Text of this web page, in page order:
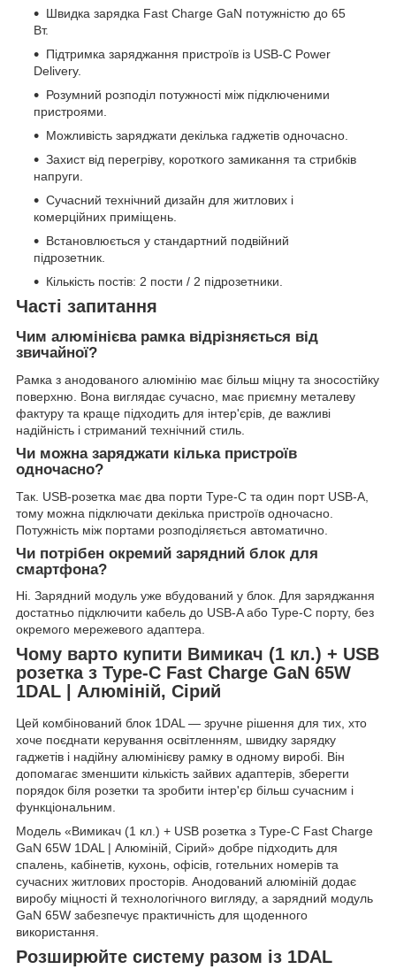
Швидка зарядка Fast Charge GaN потужністю до 65
Вт.
Підтримка заряджання пристроїв із USB-C Power
Delivery.
Розумний розподіл потужності між підключеними
пристроями.
Можливість заряджати декілька гаджетів одночасно.
Захист від перегріву, короткого замикання та стрибків
напруги.
Сучасний технічний дизайн для житлових і
комерційних приміщень.
Встановлюється у стандартний подвійний
підрозетник.
Кількість постів: 2 пости / 2 підрозетники.
Часті запитання
Чим алюмінієва рамка відрізняється від
звичайної?
Рамка з анодованого алюмінію має більш міцну та зносостійку
поверхню. Вона виглядає сучасно, має приємну металеву
фактуру та краще підходить для інтер'єрів, де важливі
надійність і стриманий технічний стиль.
Чи можна заряджати кілька пристроїв
одночасно?
Так. USB-розетка має два порти Type-C та один порт USB-A,
тому можна підключати декілька пристроїв одночасно.
Потужність між портами розподіляється автоматично.
Чи потрібен окремий зарядний блок для
смартфона?
Ні. Зарядний модуль уже вбудований у блок. Для заряджання
достатньо підключити кабель до USB-A або Type-C порту, без
окремого мережевого адаптера.
Чому варто купити Вимикач (1 кл.) + USB
розетка з Type-C Fast Charge GaN 65W
1DAL | Алюміній, Сірий
Цей комбінований блок 1DAL — зручне рішення для тих, хто
хоче поєднати керування освітленням, швидку зарядку
гаджетів і надійну алюмінієву рамку в одному виробі. Він
допомагає зменшити кількість зайвих адаптерів, зберегти
порядок біля розетки та зробити інтер'єр більш сучасним і
функціональним.
Модель «Вимикач (1 кл.) + USB розетка з Type-C Fast Charge
GaN 65W 1DAL | Алюміній, Сірий» добре підходить для
спалень, кабінетів, кухонь, офісів, готельних номерів та
сучасних житлових просторів. Анодований алюміній додає
виробу міцності й технологічного вигляду, а зарядний модуль
GaN 65W забезпечує практичність для щоденного
використання.
Розширюйте систему разом із 1DAL